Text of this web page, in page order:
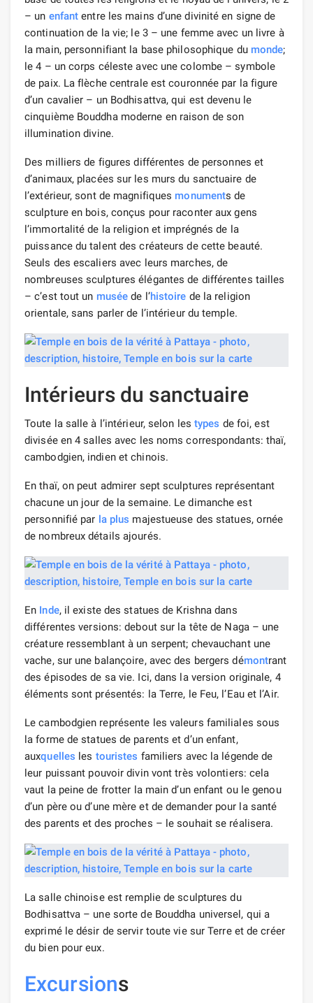
– un enfant entre les mains d’une divinité en signe de
continuation de la vie; le 3 – une femme avec un livre à
la main, personnifiant la base philosophique du monde;
le 4 – un corps céleste avec une colombe – symbole
de paix. La flèche centrale est couronnée par la figure
d’un cavalier – un Bodhisattva, qui est devenu le
cinquième Bouddha moderne en raison de son
illumination divine.
Des milliers de figures différentes de personnes et
d’animaux, placées sur les murs du sanctuaire de
l’extérieur, sont de magnifiques monuments de
sculpture en bois, conçus pour raconter aux gens
l’immortalité de la religion et imprégnés de la
puissance du talent des créateurs de cette beauté.
Seuls des escaliers avec leurs marches, de
nombreuses sculptures élégantes de différentes tailles
– c’est tout un musée de l’histoire de la religion
orientale, sans parler de l’intérieur du temple.
Intérieurs du sanctuaire
Toute la salle à l’intérieur, selon les types de foi, est
divisée en 4 salles avec les noms correspondants: thaï,
cambodgien, indien et chinois.
En thaï, on peut admirer sept sculptures représentant
chacune un jour de la semaine. Le dimanche est
personnifié par la plus majestueuse des statues, ornée
de nombreux détails ajourés.
En Inde, il existe des statues de Krishna dans
différentes versions: debout sur la tête de Naga – une
créature ressemblant à un serpent; chevauchant une
vache, sur une balançoire, avec des bergers démontrant
des épisodes de sa vie. Ici, dans la version originale, 4
éléments sont présentés: la Terre, le Feu, l’Eau et l’Air.
Le cambodgien représente les valeurs familiales sous
la forme de statues de parents et d’un enfant,
auxquelles les touristes familiers avec la légende de
leur puissant pouvoir divin vont très volontiers: cela
vaut la peine de frotter la main d’un enfant ou le genou
d’un père ou d’une mère et de demander pour la santé
des parents et des proches – le souhait se réalisera.
La salle chinoise est remplie de sculptures du
Bodhisattva – une sorte de Bouddha universel, qui a
exprimé le désir de servir toute vie sur Terre et de créer
du bien pour eux.
Excursions